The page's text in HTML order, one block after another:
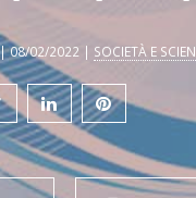
08/02/2022 | SOCIETÀ E